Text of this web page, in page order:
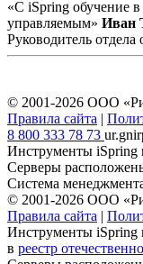
«С iSpring обучение
управляемым» Иван
Руководитель
© 2001-2026 ООО
Правила сайта |
8 800 333 78 73
Инструменты iSpring
Серверы
Система
© 2001-2026 ООО
Правила сайта |
Инструменты iSpring
в реестр